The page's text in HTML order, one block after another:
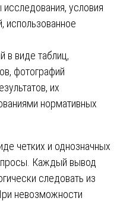
условия
использованное
в виде таблиц,
фотографий
их
нормативных
четких и однозначных
Каждый вывод
следовать из
невозможности